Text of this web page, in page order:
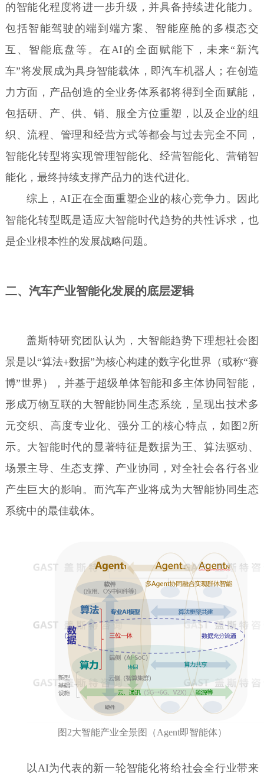
的智能化程度将进一步升级，并具备持续进化能力。
包括智能驾驶的端到端方案、智能座舱的多模态交
互、智能底盘等。在AI的全面赋能下，未来“新汽
车”将发展成为具身智能载体，即汽车机器人；在创造
力方面，产品创造的全业务体系都将得到全面赋能，
包括研、产、供、销、服全方位重塑，以及企业的组
织、流程、管理和经营方式等都会与过去完全不同，
智能化转型将实现管理智能化、经营智能化、营销智
能化，最终持续支撑产品力的迭代进化。
综上，AI正在全面重塑企业的核心竞争力。因此
智能化转型既是适应大智能时代趋势的共性诉求，也
是企业根本性的发展战略问题。
二、汽车产业智能化发展的底层逻辑
盖斯特研究团队认为，大智能趋势下理想社会图
景是以“算法+数据”为核心构建的数字化世界（或称“赛
博”世界），并基于超级单体智能和多主体协同智能，
形成万物互联的大智能协同生态系统，呈现出技术多
元交织、高度专业化、强分工的核心特点，如图2所
示。大智能时代的显著特征是数据为王、算法驱动、
场景主导、生态支撑、产业协同，对全社会各行各业
产生巨大的影响。而汽车产业将成为大智能协同生态
系统中的最佳载体。
图2大智能产业全景图（Agent即智能体）
以AI为代表的新一轮智能化将给社会全行业带来